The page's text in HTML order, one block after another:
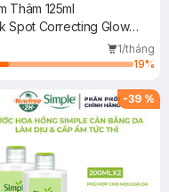
Thâm 125ml
Spot Correcting Glow
1/tháng
19%
-39 %